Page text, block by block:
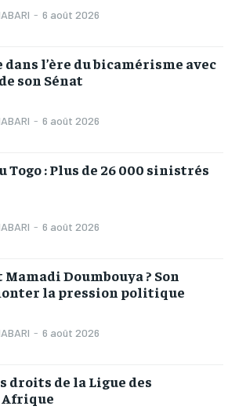
- 6 août 2026
l’ère du bicamérisme avec
son Sénat
- 6 août 2026
Togo : Plus de 26 000 sinistrés
- 6 août 2026
Mamadi Doumbouya ? Son
la pression politique
- 6 août 2026
droits de la Ligue des
Afrique